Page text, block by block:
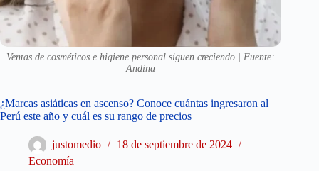
Ventas de cosméticos e higiene personal siguen creciendo | Fuente:
Andina
¿Marcas asiáticas en ascenso? Conoce cuántas ingresaron al
Perú este año y cuál es su rango de precios
justomedio
18 de septiembre de 2024
Economía